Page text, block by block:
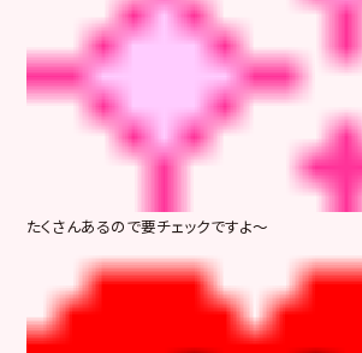
たくさんあるので要チェックですよ～